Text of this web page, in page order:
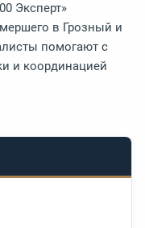
Эксперт»
в Грозный и
помогают с
и координацией